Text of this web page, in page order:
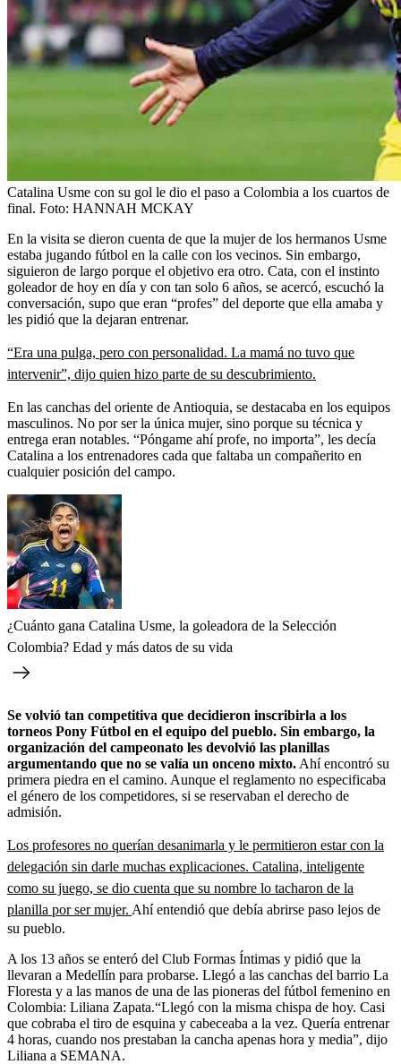
Catalina Usme con su gol le dio el paso a Colombia a los cuartos de
final. Foto: HANNAH MCKAY
En la visita se dieron cuenta de que la mujer de los hermanos Usme
estaba jugando fútbol en la calle con los vecinos. Sin embargo,
siguieron de largo porque el objetivo era otro. Cata, con el instinto
goleador de hoy en día y con tan solo 6 años, se acercó, escuchó la
conversación, supo que eran “profes” del deporte que ella amaba y
les pidió que la dejaran entrenar.
“Era una pulga, pero con personalidad. La mamá no tuvo que
intervenir”, dijo quien hizo parte de su descubrimiento.
En las canchas del oriente de Antioquia, se destacaba en los equipos
masculinos. No por ser la única mujer, sino porque su técnica y
entrega eran notables. “Póngame ahí profe, no importa”, les decía
Catalina a los entrenadores cada que faltaba un compañerito en
cualquier posición del campo.
¿Cuánto gana Catalina Usme, la goleadora de la Selección
Colombia? Edad y más datos de su vida
Se volvió tan competitiva que decidieron inscribirla a los
torneos Pony Fútbol en el equipo del pueblo. Sin embargo, la
organización del campeonato les devolvió las planillas
argumentando que no se valía un onceno mixto. Ahí encontró su
primera piedra en el camino. Aunque el reglamento no especificaba
el género de los competidores, si se reservaban el derecho de
admisión.
Los profesores no querían desanimarla y le permitieron estar con la
delegación sin darle muchas explicaciones. Catalina, inteligente
como su juego, se dio cuenta que su nombre lo tacharon de la
planilla por ser mujer. Ahí entendió que debía abrirse paso lejos de
su pueblo.
A los 13 años se enteró del Club Formas Íntimas y pidió que la
llevaran a Medellín para probarse. Llegó a las canchas del barrio La
Floresta y a las manos de una de las pioneras del fútbol femenino en
Colombia: Liliana Zapata.“Llegó con la misma chispa de hoy. Casi
que cobraba el tiro de esquina y cabeceaba a la vez. Quería entrenar
4 horas, cuando nos prestaban la cancha apenas hora y media”, dijo
Liliana a SEMANA.